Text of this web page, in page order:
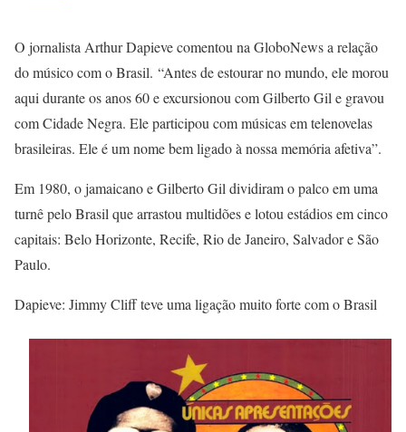
O jornalista Arthur Dapieve comentou na GloboNews a relação
do músico com o Brasil. “Antes de estourar no mundo, ele morou
aqui durante os anos 60 e excursionou com Gilberto Gil e gravou
com Cidade Negra. Ele participou com músicas em telenovelas
brasileiras. Ele é um nome bem ligado à nossa memória afetiva”.
Em 1980, o jamaicano e Gilberto Gil dividiram o palco em uma
turnê pelo Brasil que arrastou multidões e lotou estádios em cinco
capitais: Belo Horizonte, Recife, Rio de Janeiro, Salvador e São
Paulo.
Dapieve: Jimmy Cliff teve uma ligação muito forte com o Brasil